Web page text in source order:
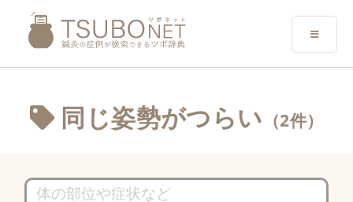
同じ姿勢がつらい （2件）